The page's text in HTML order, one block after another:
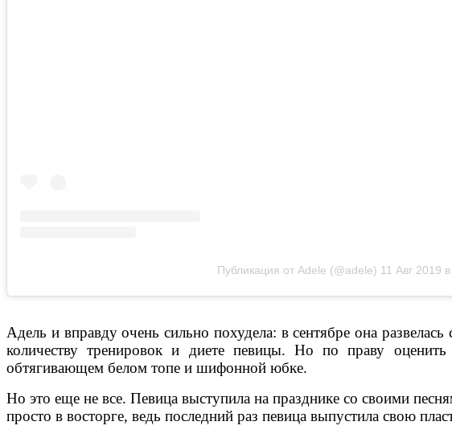
Публикация от Adele (@adele) 11 Авг 2019
Адель и вправду очень сильно похудела: в сентябре она
количеству тренировок и диете певицы. Но по праву
обтягивающем белом топе и шифонной юбке.
Но это еще не все. Певица выступила на празднике со своими
просто в восторге, ведь последний раз певица выпустила свою